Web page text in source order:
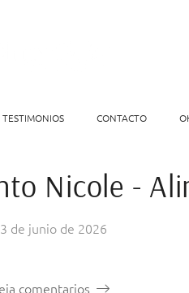
TESTIMONIOS CONTACTO
Nicole -
de junio de 2026
comentarios